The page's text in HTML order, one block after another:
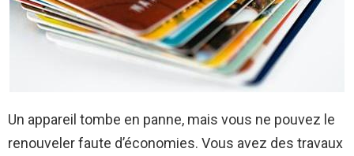
Un appareil tombe en panne, mais vous ne pouvez le
renouveler faute d’économies. Vous avez des travaux